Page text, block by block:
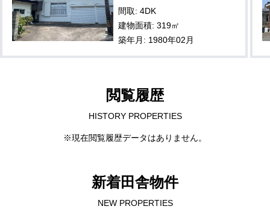
間取: 4DK
建物面積: 319㎡
築年月: 1980年02月
閲覧履歴
HISTORY PROPERTIES
※現在閲覧履歴データはありません。
新着田舎物件
NEW PROPERTIES